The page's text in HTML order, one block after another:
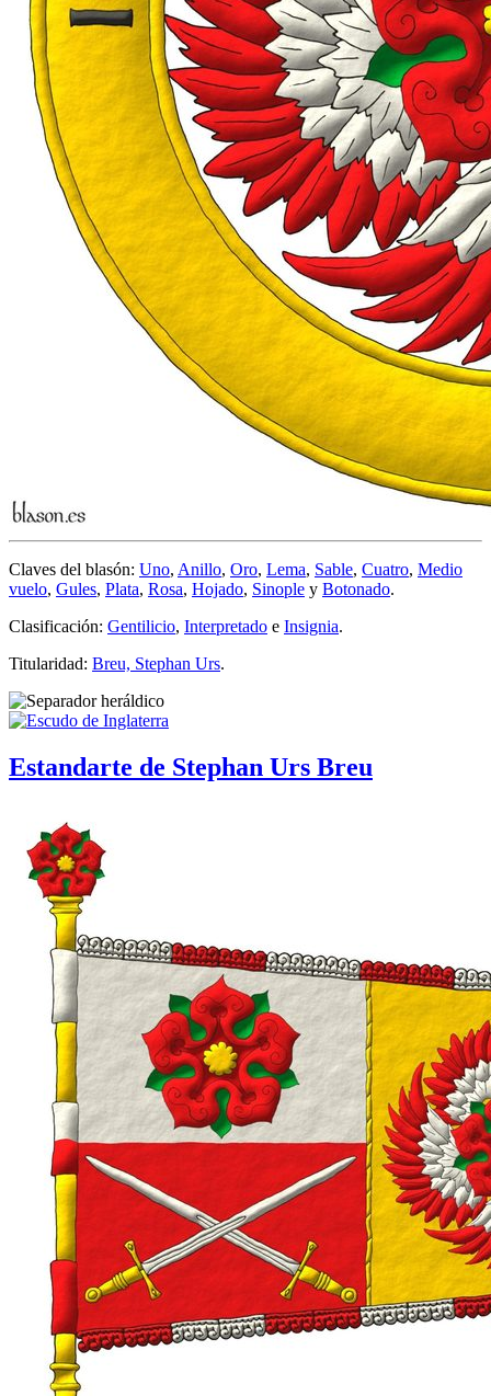
Claves del blasón: Uno, Anillo, Oro, Lema, Sable, Cuatro, Medio
vuelo, Gules, Plata, Rosa, Hojado, Sinople y Botonado.
Clasificación: Gentilicio, Interpretado e Insignia.
Titularidad: Breu, Stephan Urs.
Estandarte de Stephan Urs Breu